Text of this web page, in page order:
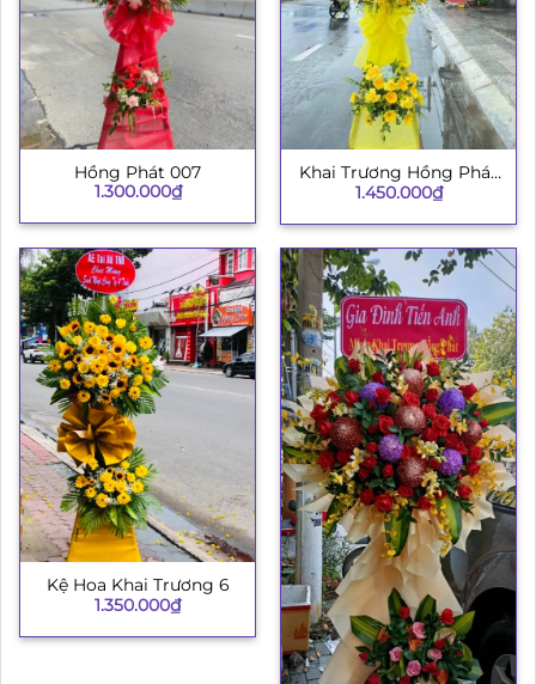
Hồng Phát 007
1.300.000₫
Khai Trương Hồng Phát
003
1.450.000₫
Kệ Hoa Khai Trương 6
1.350.000₫